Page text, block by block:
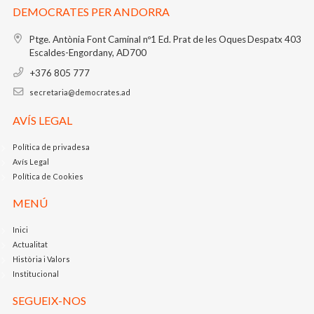
DEMOCRATES PER ANDORRA
Ptge. Antònia Font Caminal nº1 Ed. Prat de les OquesDespatx 403
Escaldes-Engordany, AD700
+376 805 777
secretaria@democrates.ad
AVÍS LEGAL
Política de privadesa
Avís Legal
Política de Cookies
MENÚ
Inici
Actualitat
Història i Valors
Institucional
SEGUEIX-NOS